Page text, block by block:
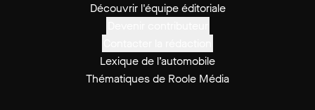
Découvrir l'équipe éditoriale
Lexique de l’automobile
Thématiques de Roole Média